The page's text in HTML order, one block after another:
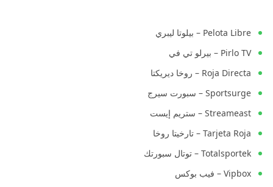
Pelota Libre – بيلوتا ليبري
Pirlo TV – بيرلو تي في
Roja Directa – روخا ديريكتا
Sportsurge – سبورت سيرج
Streameast – ستريم إيست
Tarjeta Roja – تارخيتا روخا
Totalsportek – توتال سبورتك
Vipbox – فيب بوكس